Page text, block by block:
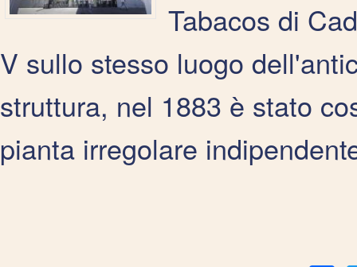
Tabacos di
V sullo stesso luogo
struttura, nel 1883 è stato
pianta irregolare